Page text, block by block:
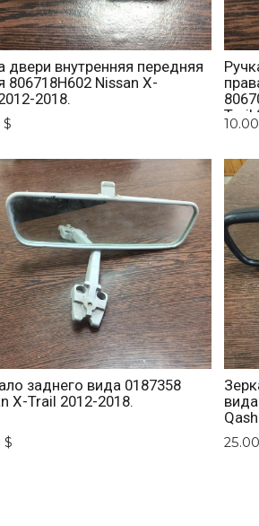
двери внутренняя передняя
806718H602 Nissan X-
2018.
$
Trail
заднего вида 0187358
X-Trail 2012-2018.
$